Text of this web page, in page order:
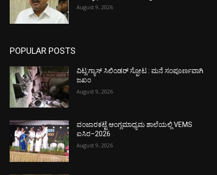
August 9, 2026
POPULAR POSTS
ವಿಟ್ಲ:ಗ್ಯಾಸ್ ಸಿಲಿಂಡರ್ ಸ್ಪೋಟ : ಮನೆ ಸಂಪೂರ್ಣವಾಗಿ
ಜಖಂ
August 9, 2026
ವಂಜಾರಕಟ್ಟೆ ಆಂಗ್ಲಮಾಧ್ಯಮ ಶಾಲೆಯಲ್ಲಿ VEMS
ಐಸಿರ–2026
August 9, 2026